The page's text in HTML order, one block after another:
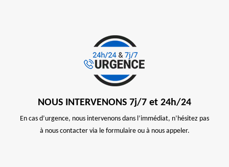
NOUS INTERVENONS 7j/7 et 24h/24
En cas d’urgence, nous intervenons dans l’immédiat, n’hésitez pas
à nous contacter via le formulaire ou à nous appeler.